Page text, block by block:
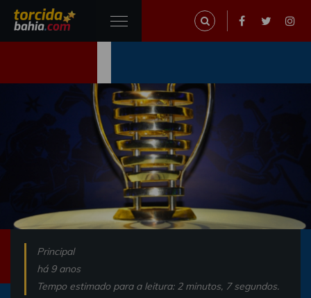
Principal
há 9 anos
Tempo estimado para a leitura: 2 minutos, 7 segundos.